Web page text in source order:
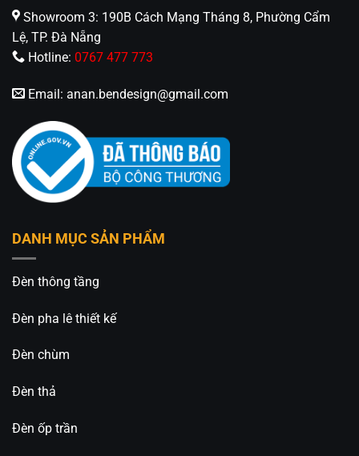
Showroom 3: 190B Cách Mạng Tháng 8, Phường Cẩm
Lệ, TP. Đà Nẵng
Hotline: 0767 477 773
Email: anan.bendesign@gmail.com
DANH MỤC SẢN PHẨM
Đèn thông tầng
Đèn pha lê thiết kế
Đèn chùm
Đèn thả
Đèn ốp trần